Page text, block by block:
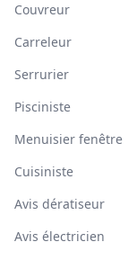
Couvreur
Carreleur
Serrurier
Pisciniste
Menuisier fenêtre
Cuisiniste
Avis dératiseur
Avis électricien